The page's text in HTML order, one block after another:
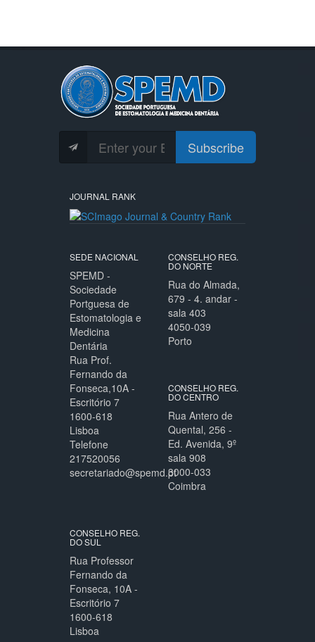
Subscribe
JOURNAL RANK
SEDE NACIONAL
SPEMD -
Sociedade
Portguesa de
Estomatologia e
Medicina
Dentária
Rua Prof.
Fernando da
Fonseca,10A -
Escritório 7
1600-618
Lisboa
Telefone
217520056
secretariado@spemd.pt
CONSELHO REG.
DO NORTE
Rua do Almada,
679 - 4. andar -
sala 403
4050-039
Porto
CONSELHO REG.
DO CENTRO
Rua Antero de
Quental, 256 -
Ed. Avenida, 9º
sala 908
3000-033
Coimbra
CONSELHO REG.
DO SUL
Rua Professor
Fernando da
Fonseca, 10A -
Escritório 7
1600-618
Lisboa